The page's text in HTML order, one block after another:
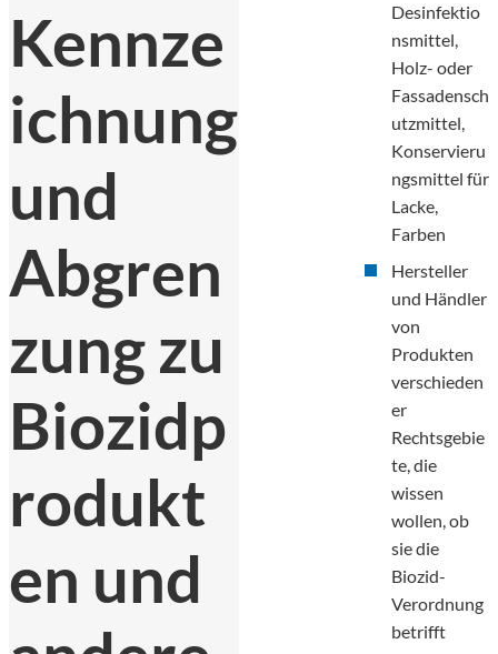
Kennze
ichnung
und
Abgren
zung zu
Biozidp
rodukt
en und
Desinfektio
nsmittel,
Holz- oder
Fassadensch
utzmittel,
Konservieru
ngsmittel für
Lacke,
Farben
Hersteller
und Händler
von
Produkten
verschieden
er
Rechtsgebie
te, die
wissen
wollen, ob
sie die
Biozid-
Verordnung
betrifft